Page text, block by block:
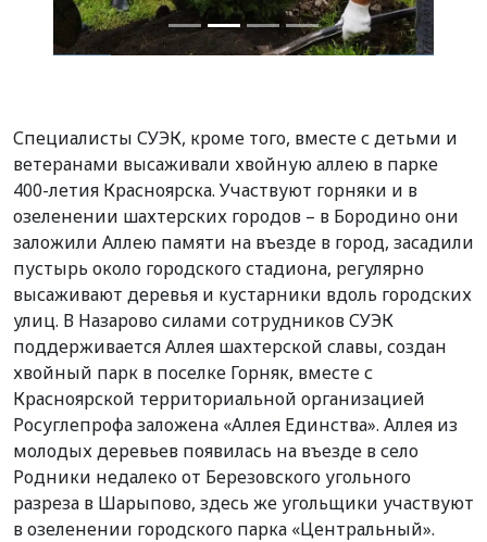
Специалисты СУЭК, кроме того, вместе с детьми и
ветеранами высаживали хвойную аллею в парке
400-летия Красноярска. Участвуют горняки и в
озеленении шахтерских городов – в Бородино они
заложили Аллею памяти на въезде в город, засадили
пустырь около городского стадиона, регулярно
высаживают деревья и кустарники вдоль городских
улиц. В Назарово силами сотрудников СУЭК
поддерживается Аллея шахтерской славы, создан
хвойный парк в поселке Горняк, вместе с
Красноярской территориальной организацией
Росуглепрофа заложена «Аллея Единства». Аллея из
молодых деревьев появилась на въезде в село
Родники недалеко от Березовского угольного
разреза в Шарыпово, здесь же угольщики участвуют
в озеленении городского парка «Центральный».